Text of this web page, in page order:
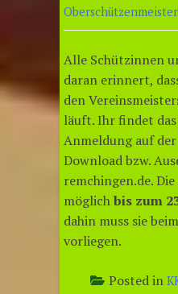
Oberschützenmeister
Alle Schützinnen
daran erinnert,
den
läuft. Ihr findet
Anmeldung auf
Download bzw.
remchingen.de.
möglichbis zum
dahin muss sie
vorliegen.
Posted in